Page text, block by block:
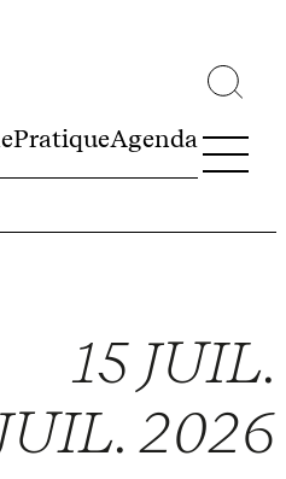
PratiqueAgenda
15 JUIL.
2026